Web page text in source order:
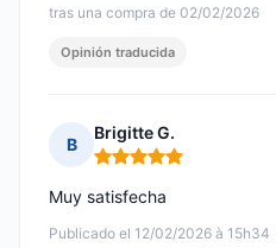
tras una compra de 02/02/2026
Opinión traducida
B
Brigitte G.
Nota: 5 de 5
Publicado el 12/02/2026 à 15h34
Muy satisfecha